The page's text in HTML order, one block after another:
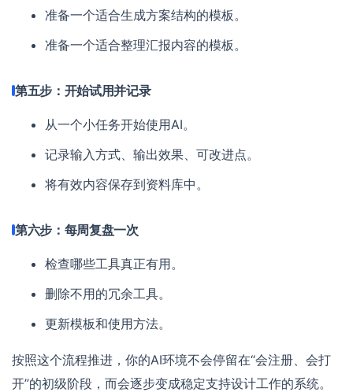
准备一个适合生成方案结构的模板。
准备一个适合整理汇报内容的模板。
第五步：开始试用并记录
从一个小任务开始使用AI。
记录输入方式、输出效果、可改进点。
将有效内容保存到资料库中。
第六步：每周复盘一次
检查哪些工具真正有用。
删除不用的冗余工具。
更新模板和使用方法。
按照这个流程推进，你的AI环境不会停留在“会注册、会打
开”的初级阶段，而会逐步变成稳定支持设计工作的系统。